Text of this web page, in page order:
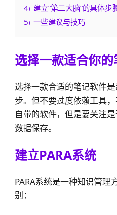
4) 建立”第二大脑”的具体步
5) 一些建议与技巧
选择一款适合你
选择一款合适的笔记软件
步。但不要过度依赖工具
自带的软件，但是要关注
数据保存。
建立PARA系统
PARA系统是一种知识管理
别：